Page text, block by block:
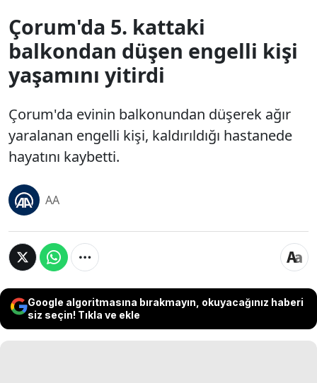
Çorum'da 5. kattaki
balkondan düşen engelli kişi
yaşamını yitirdi
Çorum'da evinin balkonundan düşerek ağır
yaralanan engelli kişi, kaldırıldığı hastanede
hayatını kaybetti.
AA
Google algoritmasına bırakmayın, okuyacağınız haberi
siz seçin! Tıkla ve ekle